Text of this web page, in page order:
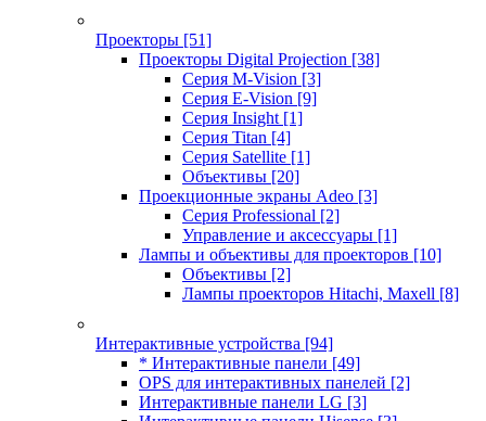
Проекторы [51]
Проекторы Digital Projection [38]
Серия M-Vision [3]
Серия E-Vision [9]
Серия Insight [1]
Серия Titan [4]
Серия Satellite [1]
Объективы [20]
Проекционные экраны Adeo [3]
Серия Professional [2]
Управление и аксессуары [1]
Лампы и объективы для проекторов [10]
Объективы [2]
Лампы проекторов Hitachi, Maxell [8]
Интерактивные устройства [94]
* Интерактивные панели [49]
OPS для интерактивных панелей [2]
Интерактивные панели LG [3]